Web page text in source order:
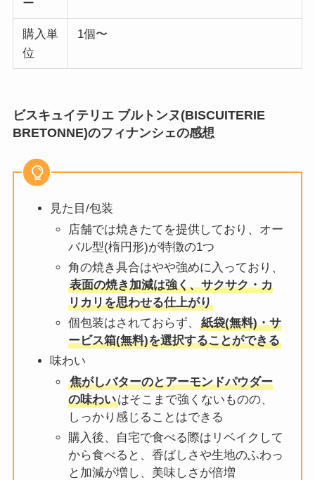
ー
購入単
位
1個〜
ビスキュイテリエ ブルトンヌ(BISCUITERIE
BRETONNE)のフィナンシェの感想
見た目/包装
店舗では焼きたてを提供しており、オー
バル型(楕円形)が特徴の1つ
角の焼き具合はやや強めに入っており、
表面の焼き加減は強く、サクサク・カ
リカリを思わせる仕上がり
個包装はされておらず、
紙袋(無料)・サ
ービス箱(無料)を選択することができる
味わい
焦がしバターのとアーモンドパウダー
の味わいはそこまで強くないものの、
しっかり感じることはできる
購入後、自宅で食べる際はリベイクして
から食べると、香ばしさや生地のふわっ
と加減が増し、美味しさが倍増